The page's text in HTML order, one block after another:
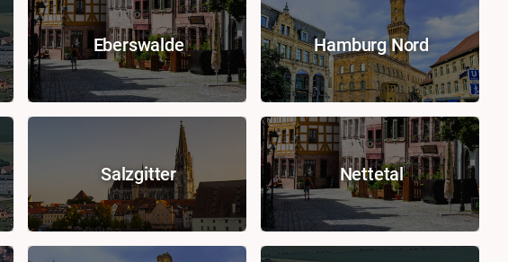
Eberswalde Hamburg Nord
Salzgitter Nettetal